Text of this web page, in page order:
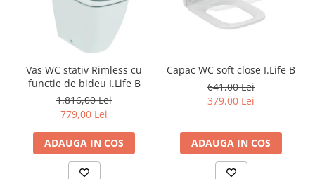
Vas WC stativ Rimless cu
functie de bideu I.Life B
1.816,00 Lei
779,00 Lei
ADAUGA IN COS
Capac WC soft close I.Life B
641,00 Lei
379,00 Lei
ADAUGA IN COS